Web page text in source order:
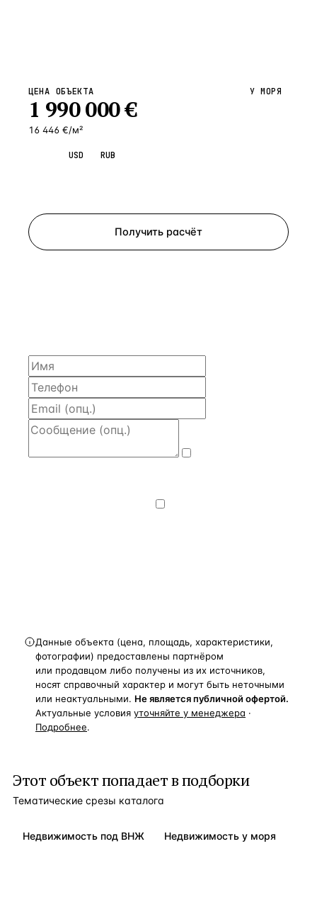
ЦЕНА ОБЪЕКТА
1 990 000€
16 446 €/м²
У МОРЯ
USD RUB
Получить расчёт
Данные объекта (цена, площадь, характеристики,
фотографии) предоставлены партнёром
или продавцом либо получены из их источников,
носят справочный характер и могут быть неточными
или неактуальными. Не является публичной офертой.
Актуальные условия уточняйте у менеджера ·
Подробнее.
Этот объект попадает в подборки
Тематические срезы каталога
Недвижимость под ВНЖ Недвижимость у моря